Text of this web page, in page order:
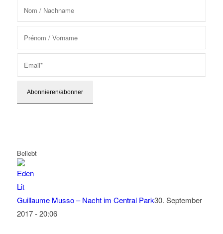
Beliebt
Guillaume Musso – Nacht im Central Park30. September
2017 - 20:06